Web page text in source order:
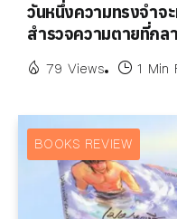
วันหนึ่งความทรงจำจ
สำรวจความตายที่กล
79 Views 1 Min
BOOKS REVIEW